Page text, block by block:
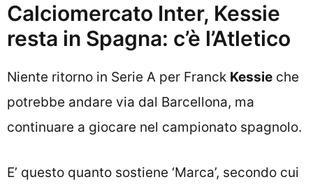
Calciomercato Inter, Kessie
resta in Spagna: c’è l’Atletico
Niente ritorno in Serie A per Franck Kessie che
potrebbe andare via dal Barcellona, ma
continuare a giocare nel campionato spagnolo.
E’ questo quanto sostiene ‘Marca’, secondo cui